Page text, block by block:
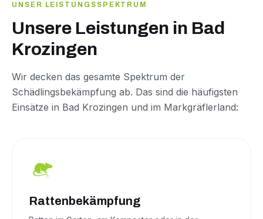
UNSER LEISTUNGSSPEKTRUM
Unsere Leistungen in Bad
Krozingen
Wir decken das gesamte Spektrum der
Schädlingsbekämpfung ab. Das sind die häufigsten
Einsätze in Bad Krozingen und im Markgräflerland:
Rattenbekämpfung